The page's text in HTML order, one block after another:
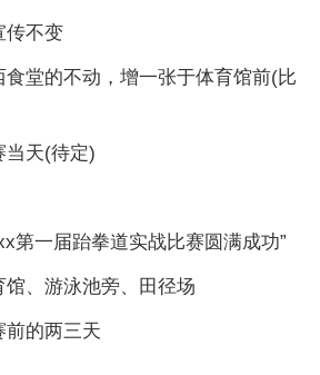
不变
堂的不动，增一张于体育馆前(比
天(待定)
一届跆拳道实战比赛圆满成功”
、游泳池旁、田径场
的两三天